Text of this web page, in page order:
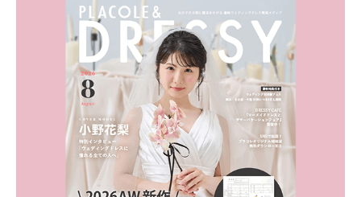
内容：特典金額・条件・応募方法・注意点 「どこが
一番お得？」「プラコレの特典は？」といった疑問も
解決します。 まずは診断で候補を絞れる「ウェディ
ング診断」か、体験型 […]
続きを読む